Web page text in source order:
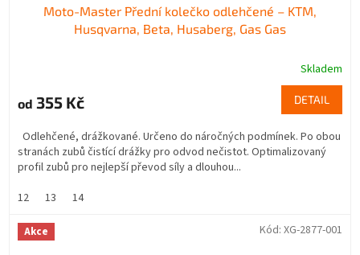
Moto-Master Přední kolečko odlehčené – KTM,
Husqvarna, Beta, Husaberg, Gas Gas
Skladem
od 355 Kč DETAIL
Odlehčené, drážkované. Určeno do náročných podmínek. Po obou
stranách zubů čistící drážky pro odvod nečistot. Optimalizovaný
profil zubů pro nejlepší převod síly a dlouhou...
12
13 14
Akce Kód: XG-2877-001